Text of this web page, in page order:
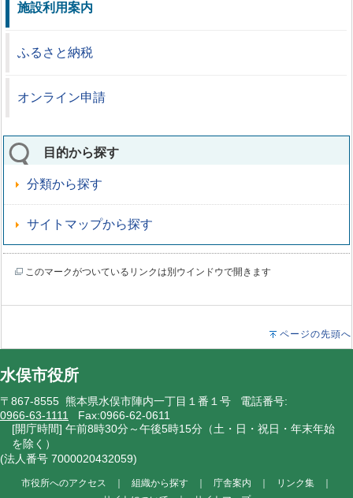
施設利用案内
ふるさと納税
オンライン申請
目的から探す
分類から探す
サイトマップから探す
このマークがついているリンクは別ウインドウで開きます
ページの先頭へ
水俣市役所
〒867-8555 熊本県水俣市陣内一丁目１番１号 電話番号:
0966-63-1111 Fax:0966-62-0611
[開庁時間] 午前8時30分～午後5時15分（土・日・祝日・年末年始
を除く）
(法人番号 7000020432059)
市役所へのアクセス 組織から探す 庁舎案内 リンク集